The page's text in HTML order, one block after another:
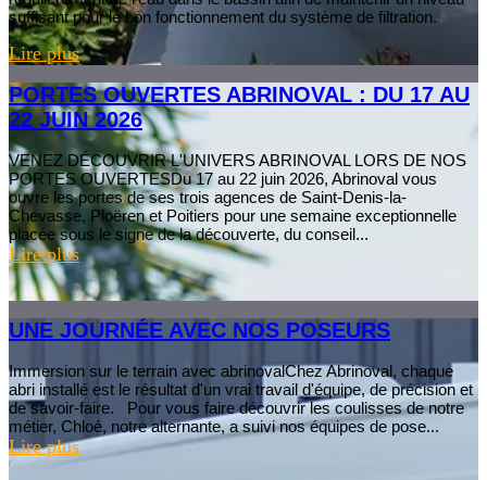
suffisant pour le bon fonctionnement du système de filtration.
Lire plus
PORTES OUVERTES ABRINOVAL : DU 17 AU
22 JUIN 2026
VENEZ DÉCOUVRIR L'UNIVERS ABRINOVAL LORS DE NOS
PORTES OUVERTESDu 17 au 22 juin 2026, Abrinoval vous
ouvre les portes de ses trois agences de Saint-Denis-la-
Chevasse, Ploëren et Poitiers pour une semaine exceptionnelle
placée sous le signe de la découverte, du conseil...
Lire plus
UNE JOURNÉE AVEC NOS POSEURS
Immersion sur le terrain avec abrinovalChez Abrinoval, chaque
abri installé est le résultat d'un vrai travail d'équipe, de précision et
de savoir-faire. Pour vous faire découvrir les coulisses de notre
métier, Chloé, notre alternante, a suivi nos équipes de pose...
Lire plus